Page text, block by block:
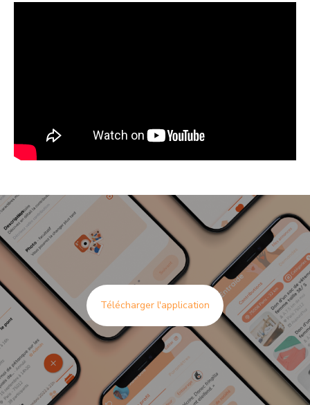
Télécharger l'application